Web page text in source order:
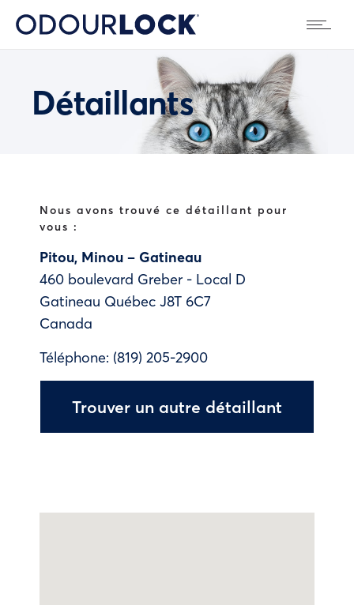
Détaillants
Nous avons trouvé ce détaillant pour
vous :
Pitou, Minou – Gatineau
460 boulevard Greber - Local D
Gatineau Québec J8T 6C7
Canada
Téléphone: (819) 205-2900
Trouver un autre détaillant